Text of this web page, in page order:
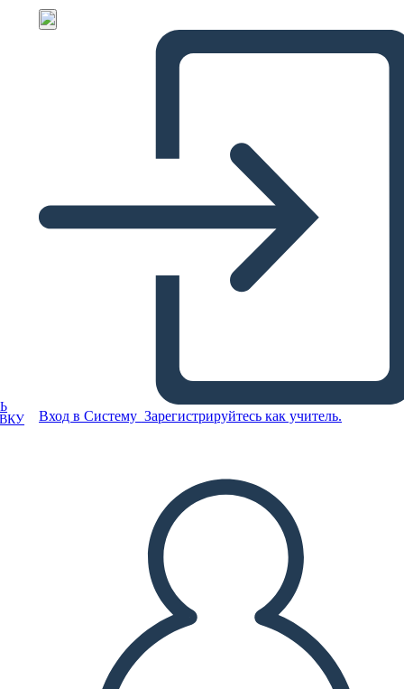
Вход в Систему Зарегистрируйтесь как учитель.